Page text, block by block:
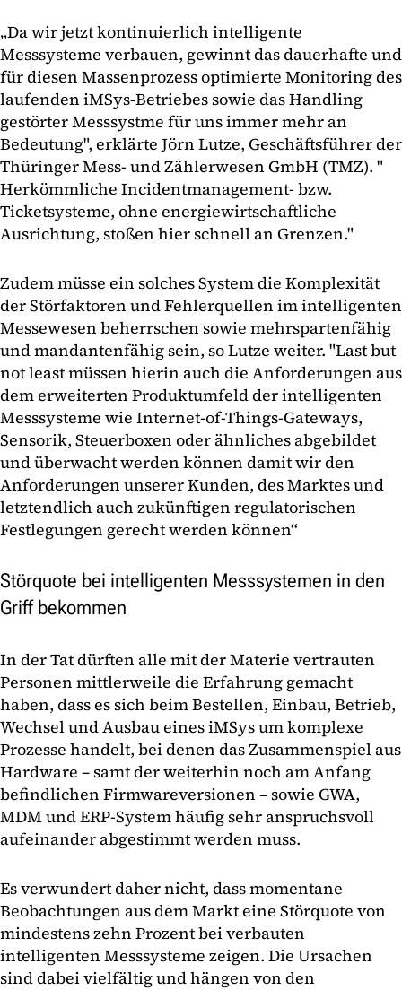
„Da wir jetzt kontinuierlich intelligente
Messsysteme verbauen, gewinnt das dauerhafte und
für diesen Massenprozess optimierte Monitoring des
laufenden iMSys-Betriebes sowie das Handling
gestörter Messsystme für uns immer mehr an
Bedeutung", erklärte Jörn Lutze, Geschäftsführer der
Thüringer Mess- und Zählerwesen GmbH (TMZ). "
Herkömmliche Incidentmanagement- bzw.
Ticketsysteme, ohne energiewirtschaftliche
Ausrichtung, stoßen hier schnell an Grenzen."
Zudem müsse ein solches System die Komplexität
der Störfaktoren und Fehlerquellen im intelligenten
Messewesen beherrschen sowie mehrspartenfähig
und mandantenfähig sein, so Lutze weiter. "Last but
not least müssen hierin auch die Anforderungen aus
dem erweiterten Produktumfeld der intelligenten
Messsysteme wie Internet-of-Things-Gateways,
Sensorik, Steuerboxen oder ähnliches abgebildet
und überwacht werden können damit wir den
Anforderungen unserer Kunden, des Marktes und
letztendlich auch zukünftigen regulatorischen
Festlegungen gerecht werden können“
Störquote bei intelligenten Messsystemen in den
Griff bekommen
In der Tat dürften alle mit der Materie vertrauten
Personen mittlerweile die Erfahrung gemacht
haben, dass es sich beim Bestellen, Einbau, Betrieb,
Wechsel und Ausbau eines iMSys um komplexe
Prozesse handelt, bei denen das Zusammenspiel aus
Hardware – samt der weiterhin noch am Anfang
befindlichen Firmwareversionen – sowie GWA,
MDM und ERP-System häufig sehr anspruchsvoll
aufeinander abgestimmt werden muss.
Es verwundert daher nicht, dass momentane
Beobachtungen aus dem Markt eine Störquote von
mindestens zehn Prozent bei verbauten
intelligenten Messsysteme zeigen. Die Ursachen
sind dabei vielfältig und hängen von den